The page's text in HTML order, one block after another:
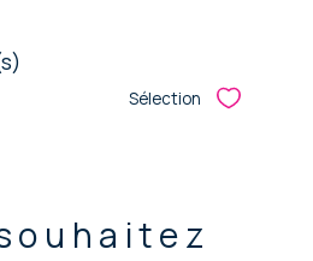
Sélection Sélectionner